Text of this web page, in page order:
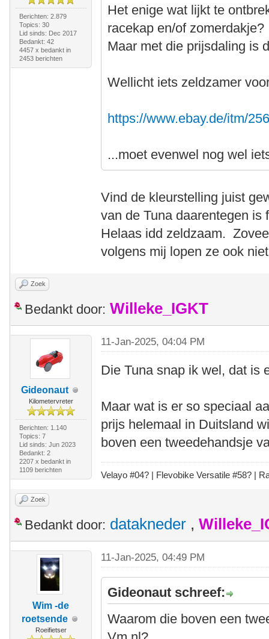
Berichten: 2.879
Topics: 30
Lid sinds: Dec 2017
Bedankt: 42
4457 x bedankt in
2453 berichten
Het enige wat lijkt te
racekap en/of zomerdakje?
Maar met die prijsdaling is
Wellicht iets zeldzamer
https://www.ebay.de/itm/
...moet evenwel nog wel
Vind de kleurstelling juist
van de Tuna daarentegen
Helaas idd zeldzaam.
volgens mij lopen ze ook
Zoek
Bedankt door: Willeke_IGKT
Gideonaut
Kilometervreter
Berichten: 1.140
Topics: 7
Lid sinds: Jun 2023
Bedankt: 2
2207 x bedankt in
1109 berichten
11-Jan-2025, 04:04 PM
Die Tuna snap ik wel, dat is
Maar wat is er so speciaal
prijs helemaal in Duitsland
boven een tweedehandsje
Velayo #04? | Flevobike Versatile #58? |
Zoek
Bedankt door: datakneder ,
Wim -de
roetsende
Roeifietser
11-Jan-2025, 04:49 PM
Gideonaut schreef:
Waarom die boven een